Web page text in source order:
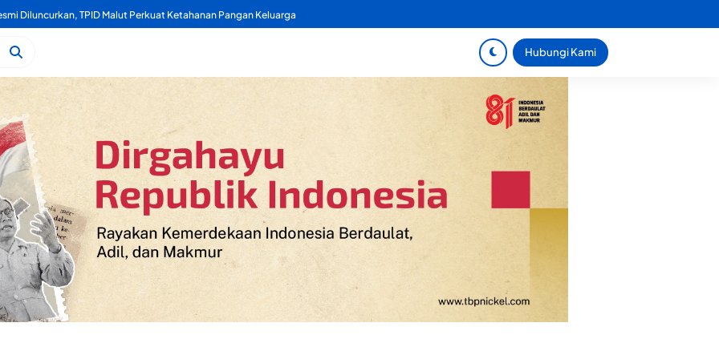
Diluncurkan, TPID Malut Perkuat Ketahanan Pangan Keluarga
Hubungi Kami